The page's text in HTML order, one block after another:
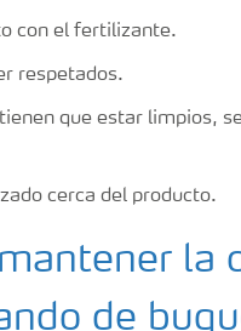
con el fertilizante.
respetados.
que estar limpios,
cerca del producto.
la
de